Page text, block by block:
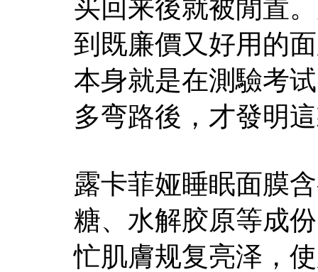
买回来後就被閒置
到既廉價又好用的
本身就是在測驗考
多弯路後，才發明
露卡菲娅睡眠面膜
糖、水解胶原等成
忙肌膚规复亮泽，